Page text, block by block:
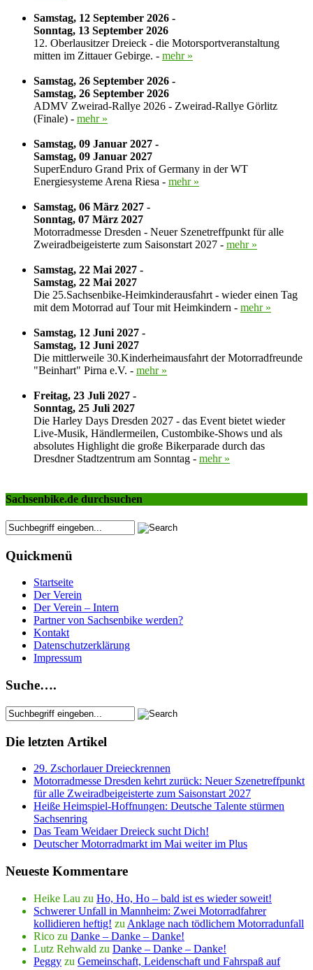
Samstag, 12 September 2026 -
Sonntag, 13 September 2026
12. Oberlausitzer Dreieck - die Motorsportveranstaltung
mitten im Zittauer Gebirge. - mehr »
Samstag, 26 September 2026 -
Samstag, 26 September 2026
ADMV Zweirad-Rallye 2026 - Zweirad-Rallye Görlitz
(Finale) - mehr »
Samstag, 09 Januar 2027 -
Samstag, 09 Januar 2027
SuperEnduro Grand Prix of Germany in der WT
Energiesysteme Arena Riesa - mehr »
Samstag, 06 März 2027 -
Sonntag, 07 März 2027
Motorradmesse Dresden - Neuer Szenetreffpunkt für alle
Zweiradbeigeisterte zum Saisonstart 2027 - mehr »
Samstag, 22 Mai 2027 -
Samstag, 22 Mai 2027
Die 25.Sachsenbike-Heimkinderausfahrt - wieder einen Tag
mit dem Motorrad auf Tour mit Heimkindern - mehr »
Samstag, 12 Juni 2027 -
Samstag, 12 Juni 2027
Die mittlerweile 30.Kinderheimausfahrt der Motorradfreunde
"Beinhart" Pirna e.V. - mehr »
Freitag, 23 Juli 2027 -
Sonntag, 25 Juli 2027
Die Harley Days Dresden 2027 - das Event bietet wieder
Live-Musik, Händlermeilen, Custombike-Shows und als
absolutes Highlight die große Bikerparade durch das
Dresdner Stadtzentrum am Sonntag - mehr »
Sachsenbike.de durchsuchen
Quickmenü
Startseite
Der Verein
Der Verein – Intern
Partner von Sachsenbike werden?
Kontakt
Datenschutzerklärung
Impressum
Suche….
Die letzten Artikel
29. Zschorlauer Dreieckrennen
Motorradmesse Dresden kehrt zurück: Neuer Szenetreffpunkt
für alle Zweiradbeigeisterte zum Saisonstart 2027
Heiße Heimspiel-Hoffnungen: Deutsche Talente stürmen
Sachsenring
Das Team Weidaer Dreieck sucht Dich!
Deutscher Motorradmarkt im Mai weiter im Plus
Neueste Kommentare
Heike Lau zu Ho, Ho, Ho – bald ist es wieder soweit!
Schwerer Unfall in Mannheim: Zwei Motorradfahrer
kollidieren heftig! zu Anklage nach tödlichem Motorradunfall
Rico zu Danke – Danke – Danke!
Lutz Rehwald zu Danke – Danke – Danke!
Peggy zu Gemeinschaft, Leidenschaft und Fahrspaß auf